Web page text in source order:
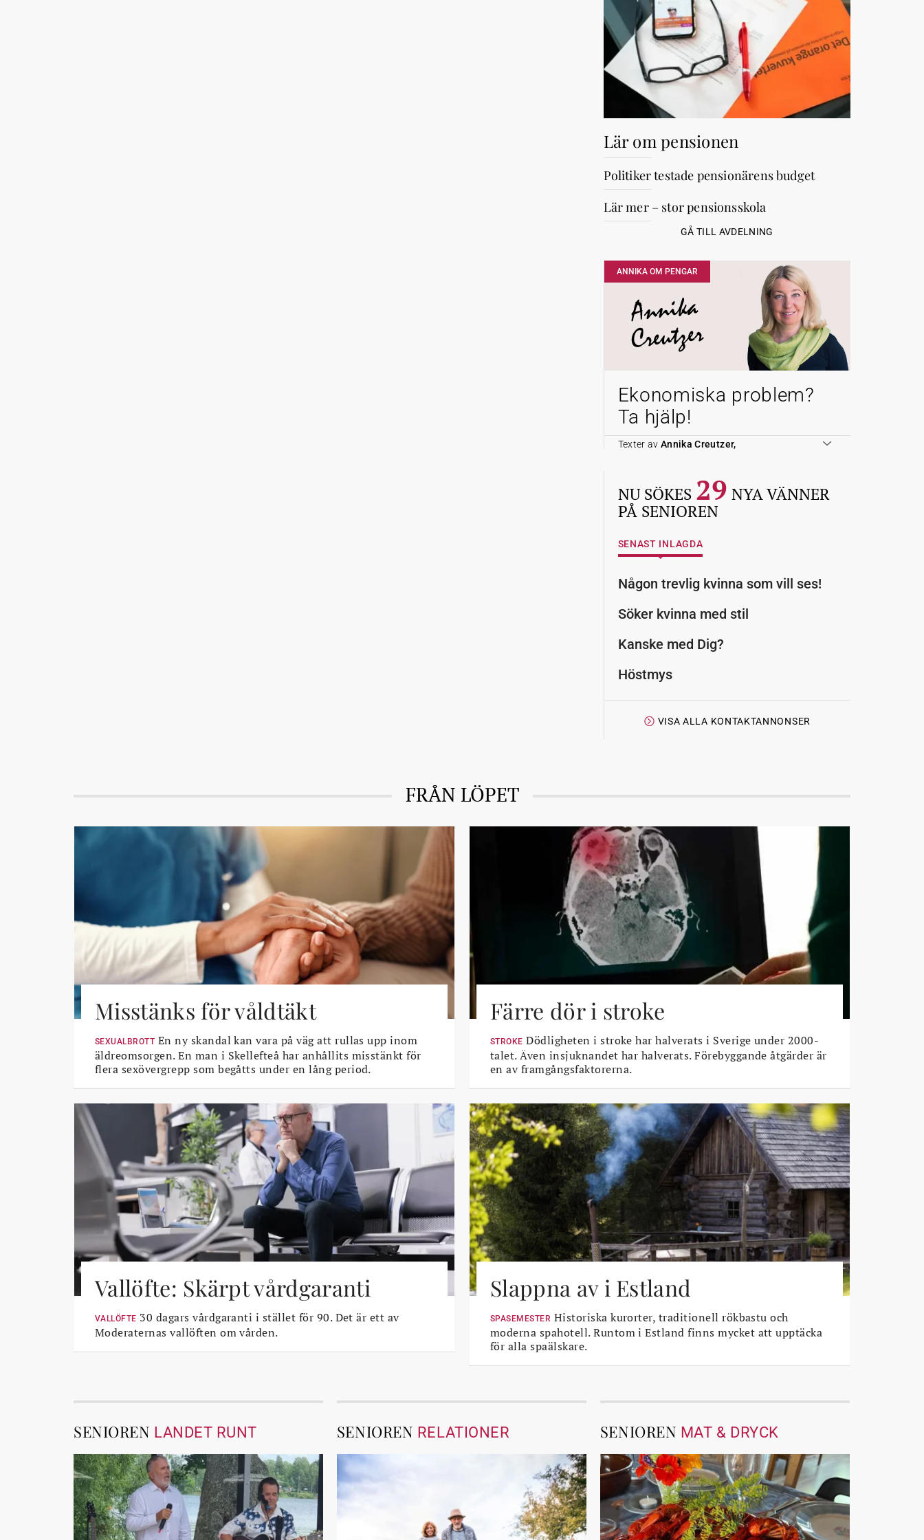
Lär om pensionen
Politiker testade pensionärens budget
Lär mer – stor pensionsskola
GÅ TILL AVDELNING
ANNIKA OM PENGAR
Annika
Creutzer
Ekonomiska problem?
Ta hjälp!
Texter av Annika Creutzer,
NU SÖKES 29 NYA VÄNNER
PÅ SENIOREN
SENAST INLAGDA
Någon trevlig kvinna som vill ses!
Söker kvinna med stil
Kanske med Dig?
Höstmys
VISA ALLA KONTAKTANNONSER
FRÅN LÖPET
Misstänks för våldtäkt
SEXUALBROTT En ny skandal kan vara på väg att rullas upp inom
äldreomsorgen. En man i Skellefteå har anhållits misstänkt för
flera sexövergrepp som begåtts under en lång period.
Färre dör i stroke
STROKE Dödligheten i stroke har halverats i Sverige under 2000-
talet. Även insjuknandet har halverats. Förebyggande åtgärder är
en av framgångsfaktorerna.
Vallöfte: Skärpt vårdgaranti
VALLÖFTE 30 dagars vårdgaranti i stället för 90. Det är ett av
Moderaternas vallöften om vården.
Slappna av i Estland
SPASEMESTER Historiska kurorter, traditionell rökbastu och
moderna spahotell. Runtom i Estland finns mycket att upptäcka
för alla spaälskare.
SENIOREN LANDET RUNT SENIOREN RELATIONER SENIOREN MAT & DRYCK